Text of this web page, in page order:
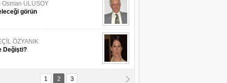
Osman ULUSOY
görün
ÖZYANIK
Değişti?
1 2 3